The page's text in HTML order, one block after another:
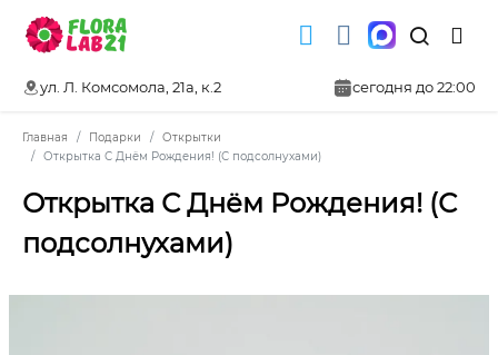
ул. Л. Комсомола, 21а, к.2 сегодня до 22:00
Главная Подарки
Открытки
Открытка С Днём Рождения! (С подсолнухами)
Открытка С Днём Рождения! (С
подсолнухами)